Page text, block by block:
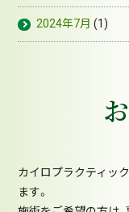
2024年7月 (1)
カイロプラクティッ
ます。